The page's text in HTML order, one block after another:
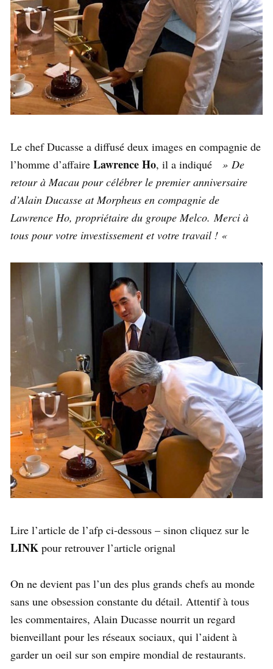
Le chef Ducasse a diffusé deux images en compagnie de
l’homme d’affaire Lawrence Ho, il a indiqué » De
retour à Macau pour célébrer le premier anniversaire
d’Alain Ducasse at Morpheus en compagnie de
Lawrence Ho, propriétaire du groupe Melco. Merci à
tous pour votre investissement et votre travail ! «
Lire l’article de l’afp ci-dessous – sinon cliquez sur le
LINK pour retrouver l’article orignal
On ne devient pas l’un des plus grands chefs au monde
sans une obsession constante du détail. Attentif à tous
les commentaires, Alain Ducasse nourrit un regard
bienveillant pour les réseaux sociaux, qui l’aident à
garder un oeil sur son empire mondial de restaurants.